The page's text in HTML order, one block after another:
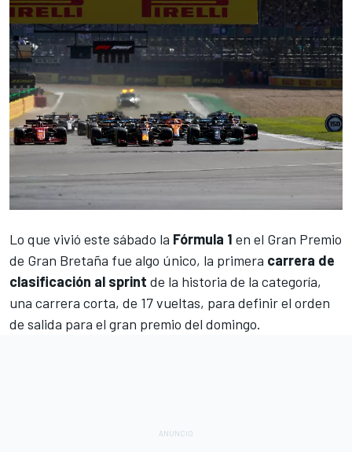
Lo que vivió este sábado la Fórmula 1 en el Gran Premio
de Gran Bretaña fue algo único, la primera carrera de
clasificación al sprint de la historia de la categoría,
una carrera corta, de 17 vueltas, para definir el orden
de salida para el gran premio del domingo.